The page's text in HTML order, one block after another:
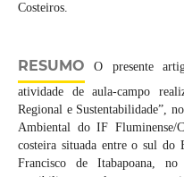
Costeiros.
RESUMO O presente
atividade de aula-campo
Regional e Sustentabilidade”,
Ambiental do IF Fluminense/
costeira situada entre o sul
Francisco de Itabapoana,